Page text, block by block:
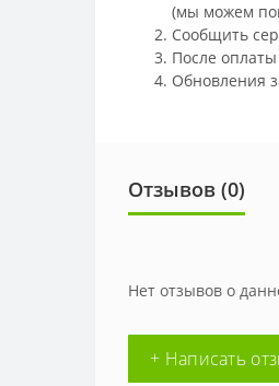
(мы можем
Сообщить
После
Обновления
Отзывов (0)
Нет отзывов о
+ Написать